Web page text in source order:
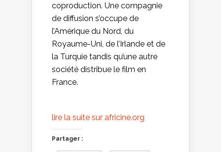
coproduction. Une compagnie
de diffusion s’occupe de
l’Amérique du Nord, du
Royaume-Uni, de l’Irlande et de
la Turquie tandis qu’une autre
société distribue le film en
France.
lire la suite sur africine.org
Partager :